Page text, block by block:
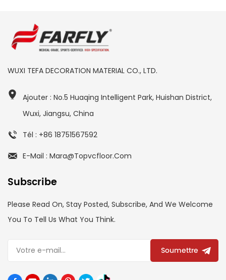
WUXI TEFA DECORATION MATERIAL CO., LTD.
Ajouter : No.5 Huaqing Intelligent Park, Huishan District,
Wuxi, Jiangsu, China
Tél : +86 18751567592
E-Mail : Mara@topvcfloor.com
Subscribe
Please Read On, Stay Posted, Subscribe, And We Welcome
You To Tell Us What You Think.
Soumettre